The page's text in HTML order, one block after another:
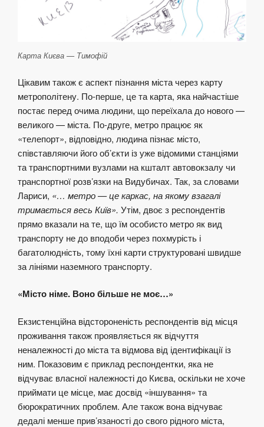
Карта Києва — Тимофій
Цікавим також є аспект пізнання міста через карту
метрополітену. По-перше, це та карта, яка найчастіше
постає перед очима людини, що переїхала до нового —
великого — міста. По-друге, метро працює як
«телепорт», відповідно, людина пізнає місто,
співставляючи його об’єкти із уже відомими станціями
та транспортними вузлами на кшталт автовокзалу чи
транспортної розв’язки на Видубичах. Так, за словами
Лариси, «… метро — це каркас, на якому взагалі
тримається весь Київ». Утім, двоє з респондентів
прямо вказали на те, що їм особисто метро як вид
транспорту не до вподоби через похмурість і
багатолюдність, тому їхні карти структуровані швидше
за лініями наземного транспорту.
«Місто німе. Воно більше не моє…»
Екзистенційна відстороненість респондентів від місця
проживання також проявляється як відчуття
неналежності до міста та відмова від ідентифікації із
ним. Показовим є приклад респондентки, яка не
відчуває власної належності до Києва, оскільки не хоче
приймати це місце, має досвід «іншування» та
бюрократичних проблем. Але також вона відчуває
дедалі менше прив’язаності до свого рідного міста,